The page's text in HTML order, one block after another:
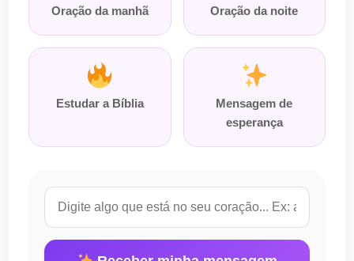
Oração da manhã Oração da noite
Estudar a Bíblia
Mensagem de
esperança